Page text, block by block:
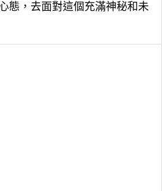
態，去面對這個充滿神秘和未